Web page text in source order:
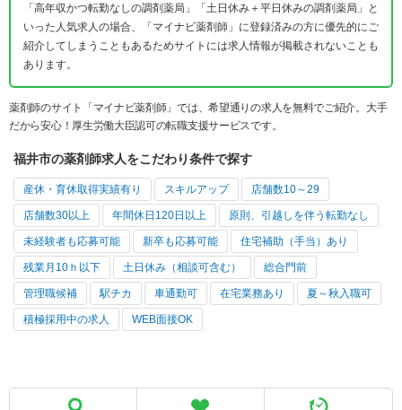
「高年収かつ転勤なしの調剤薬局」「土日休み＋平日休みの調剤薬局」と
いった人気求人の場合、「マイナビ薬剤師」に登録済みの方に優先的にご
紹介してしまうこともあるためサイトには求人情報が掲載されないことも
あります。
薬剤師のサイト「マイナビ薬剤師」では、希望通りの求人を無料でご紹介。大手
だから安心！厚生労働大臣認可の転職支援サービスです。
福井市の薬剤師求人をこだわり条件で探す
産休・育休取得実績有り スキルアップ 店舗数10～29
店舗数30以上 年間休日120日以上 原則、引越しを伴う転勤なし
未経験者も応募可能 新卒も応募可能 住宅補助（手当）あり
残業月10ｈ以下 土日休み（相談可含む） 総合門前
管理職候補 駅チカ 車通勤可 在宅業務あり 夏～秋入職可
積極採用中の求人 WEB面接OK